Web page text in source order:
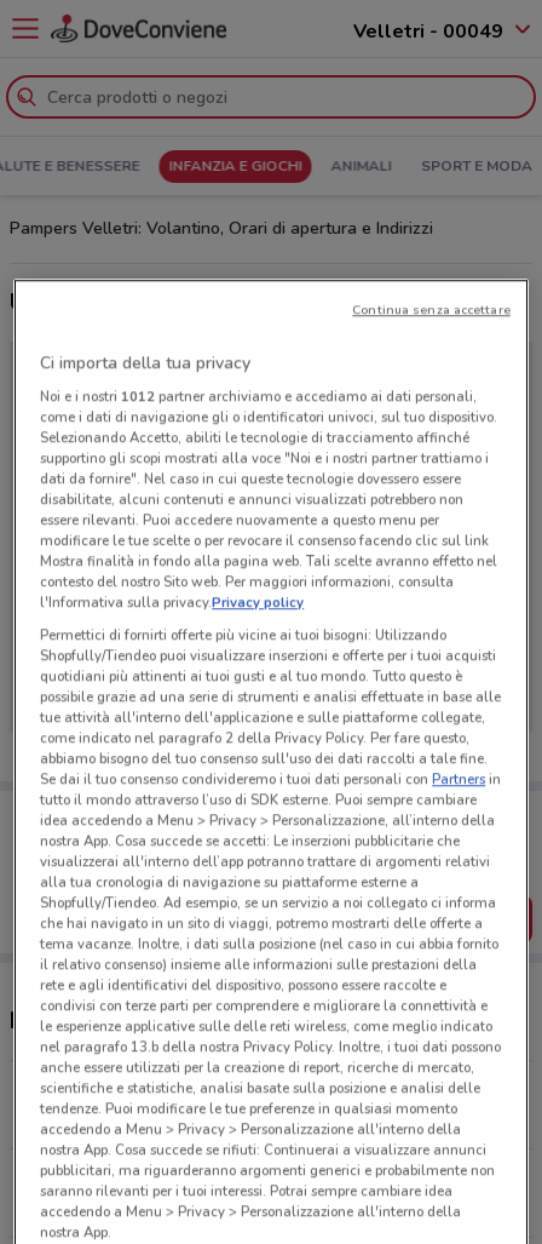
Velletri - 00049
E BENESSERE INFANZIA E GIOCHI ANIMALI SPORT E MODA
Pampers Velletri: Volantino, Orari di apertura e Indirizzi
Ultime offerte del volantino Pampers
Ci dispiace, al momento non abbiamo pubblicato
volantini nella tua zona. Riprova più tardi.
Porta DoveConviene sempre con te!
Puoi trovare le migliori offerte dei negozi vicino a te,
salvarle e creare la tua lista del risparmio, comodamente
dal tuo cellulare.
SCARICA L’APP
Negozi Pampers a Velletri
Via Lata, 169/197 Velletri
381 m
CHIUSO
Via Fontana Della Rosa, 123 Velletri
404 m
CHIUSO
Ci importa della tua privacy
Noi e i nostri 1012partner archiviamo e accediamo ai dati personali,
come i dati di navigazione gli o identificatori univoci, sul tuo dispositivo.
Selezionando Accetto, abiliti le tecnologie di tracciamento affinché
supportino gli scopi mostrati alla voce "Noi e i nostri partner trattiamo i
dati da fornire". Nel caso in cui queste tecnologie dovessero essere
disabilitate, alcuni contenuti e annunci visualizzati potrebbero non
essere rilevanti. Puoi accedere nuovamente a questo menu per
modificare le tue scelte o per revocare il consenso facendo clic sul link
Mostra finalità in fondo alla pagina web. Tali scelte avranno effetto nel
contesto del nostro Sito web. Per maggiori informazioni, consulta
l'Informativa sulla privacy.Privacy policy
Permettici di fornirti offerte più vicine ai tuoi bisogni: Utilizzando
Shopfully/Tiendeo puoi visualizzare inserzioni e offerte per i tuoi acquisti
quotidiani più attinenti ai tuoi gusti e al tuo mondo. Tutto questo è
possibile grazie ad una serie di strumenti e analisi effettuate in base alle
tue attività all'interno dell'applicazione e sulle piattaforme collegate,
come indicato nel paragrafo 2 della Privacy Policy. Per fare questo,
abbiamo bisogno del tuo consenso sull'uso dei dati raccolti a tale fine.
Se dai il tuo consenso condivideremo i tuoi dati personali conPartnersin
tutto il mondo attraverso l’uso di SDK esterne. Puoi sempre cambiare
idea accedendo a Menu > Privacy > Personalizzazione, all’interno della
nostra App. Cosa succede se accetti: Le inserzioni pubblicitarie che
visualizzerai all'interno dell’app potranno trattare di argomenti relativi
alla tua cronologia di navigazione su piattaforme esterne a
Shopfully/Tiendeo. Ad esempio, se un servizio a noi collegato ci informa
che hai navigato in un sito di viaggi, potremo mostrarti delle offerte a
tema vacanze. Inoltre, i dati sulla posizione (nel caso in cui abbia fornito
il relativo consenso) insieme alle informazioni sulle prestazioni della
rete e agli identificativi del dispositivo, possono essere raccolte e
condivisi con terze parti per comprendere e migliorare la connettività e
le esperienze applicative sulle delle reti wireless, come meglio indicato
nel paragrafo 13.b della nostra Privacy Policy. Inoltre, i tuoi dati possono
anche essere utilizzati per la creazione di report, ricerche di mercato,
scientifiche e statistiche, analisi basate sulla posizione e analisi delle
tendenze. Puoi modificare le tue preferenze in qualsiasi momento
accedendo a Menu > Privacy > Personalizzazione all'interno della
nostra App. Cosa succede se rifiuti: Continuerai a visualizzare annunci
pubblicitari, ma riguarderanno argomenti generici e probabilmente non
saranno rilevanti per i tuoi interessi. Potrai sempre cambiare idea
accedendo a Menu > Privacy > Personalizzazione all'interno della
nostra App.
Continua senza accettare